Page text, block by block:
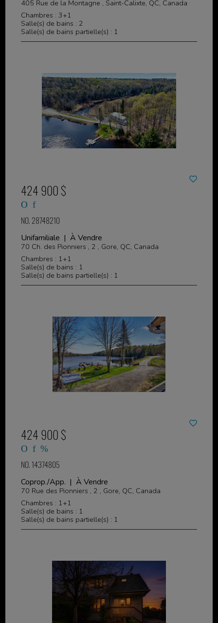
405 Rue de la Montagne , Saint-Calixte, QC, Canada
Chambres : 3+1
Salle(s) de bains : 2
Salle(s) de bains partielle(s) : 1
424 900 $
NO. 28748210
Unifamiliale | À Vendre
70 Ch. des Pionniers , 2 , Gore, QC, Canada
Chambres : 1+1
Salle(s) de bains : 1
Salle(s) de bains partielle(s) : 1
424 900 $
NO. 14374805
Coprop./App. | À Vendre
70 Rue des Pionniers , 2 , Gore, QC, Canada
Chambres : 1+1
Salle(s) de bains : 1
Salle(s) de bains partielle(s) : 1